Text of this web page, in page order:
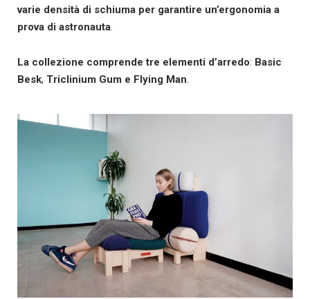
varie densità di schiuma per garantire un’ergonomia a
prova di astronauta.
La collezione comprende tre elementi d’arredo: Basic
Besk, Triclinium Gum e Flying Man.